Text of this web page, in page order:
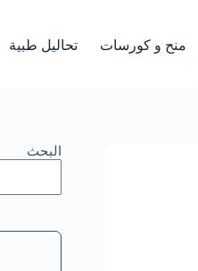
منح و كورسات تحاليل طبية
البحث